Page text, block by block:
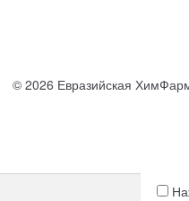
© 2026 Евразийская